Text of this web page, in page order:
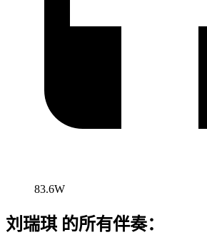
83.6W
刘瑞琪 的所有伴奏：